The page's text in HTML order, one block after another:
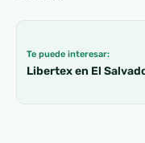
Te puede interesar:
Libertex en El